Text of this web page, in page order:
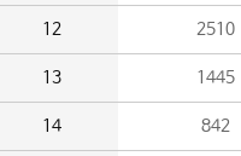
12 2510
13 1445
14 842